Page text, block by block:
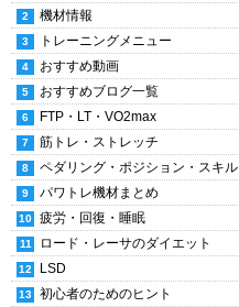
機材情報
トレーニングメニュー
おすすめ動画
おすすめブログ一覧
FTP・LT・VO2max
筋トレ・ストレッチ
ペダリング・ポジション・スキル
パワトレ機材まとめ
疲労・回復・睡眠
ロード・レーサのダイエット
LSD
初心者のためのヒント